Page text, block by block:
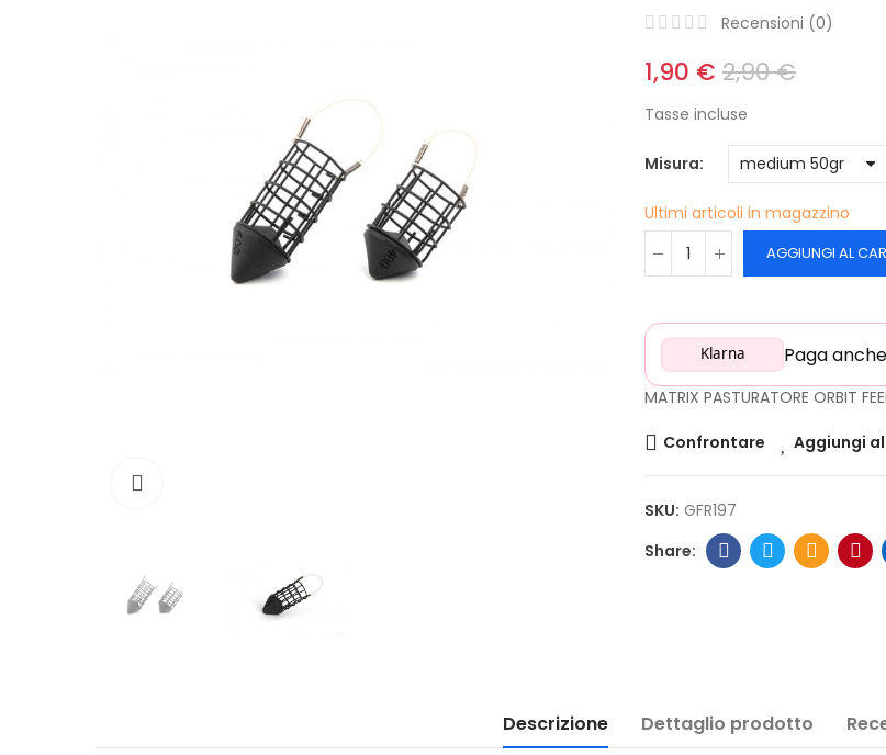
Recensioni (0)
1,90 € 2,90 €
Tasse incluse
Misura
Ultimi articoli in magazzino
AGGIUNGI AL
Klarna Paga
MATRIX PASTURATORE ORBIT
Confrontare Aggiungi
SKU: GFR197
Descrizione Dettaglio prodotto